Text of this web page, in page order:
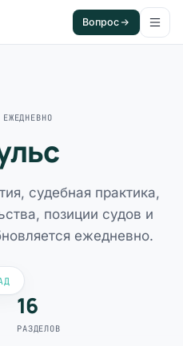
Вопрос
судебная практика,
позиции судов и
ежедневно.
16
РАЗДЕЛОВ